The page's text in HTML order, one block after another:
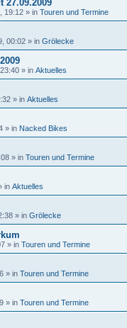
27.09.2009
19:12 » in Touren und Termine
00:02 » in Grölecke
» in Aktuelles
» in Aktuelles
» in Nacked Bikes
» in Touren und Termine
in Aktuelles
» in Grölecke
» in Touren und Termine
» in Touren und Termine
» in Touren und Termine